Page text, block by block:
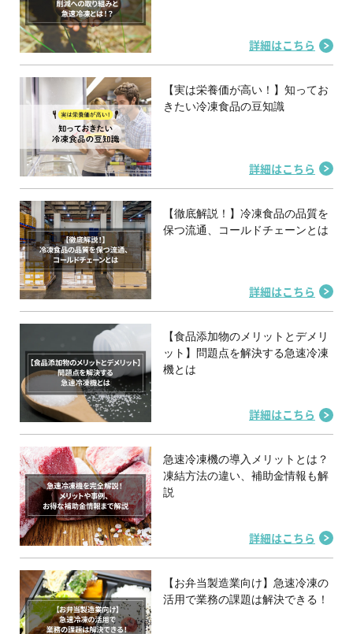
詳細はこちら
【実は栄養価が高い！】知ってお
きたい冷凍食品の豆知識
詳細はこちら
【徹底解説！】冷凍食品の品質を
保つ流通、コールドチェーンとは
詳細はこちら
【食品添加物のメリットとデメリ
ット】問題点を解決する急速冷凍
機とは
詳細はこちら
急速冷凍機の導入メリットとは？
凍結方法の違い、補助金情報も解
説
詳細はこちら
【お弁当製造業向け】急速冷凍の
活用で業務の課題は解決できる！